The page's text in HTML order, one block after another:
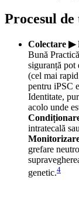
Procesul
Colectare
Bună
siguranță pot
(cel mai
pentru iPSC
Identitate,
acolo unde
intratecală
grefare
genetic.4